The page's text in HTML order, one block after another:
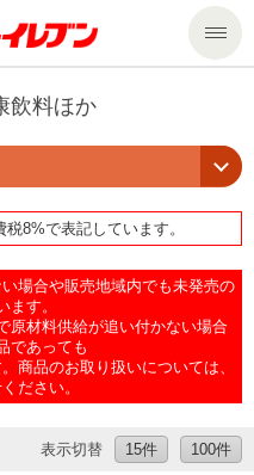
飲料ほか
8%で表記しています。
場合や販売地域内でも未発売の
ます。
原材料供給が追い付かない場合
であっても
商品のお取り扱いについては、
ださい。
表示切替 15件 100件